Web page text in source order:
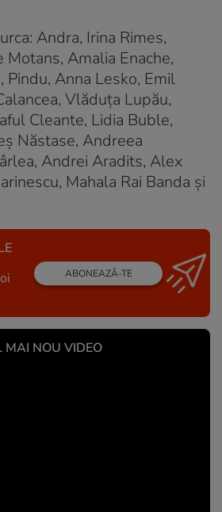
Andra, Irina Rimes,
Motans, Amalia Enache,
Pindu, Anna Lesko, Emil
Vlăduța Lupău,
Cleante, Lidia Buble,
Năstase, Andreea
Andrei Aradits, Alex
Mahala Rai Banda și
ABONEAZĂ-TE
MAI NOU VIDEO